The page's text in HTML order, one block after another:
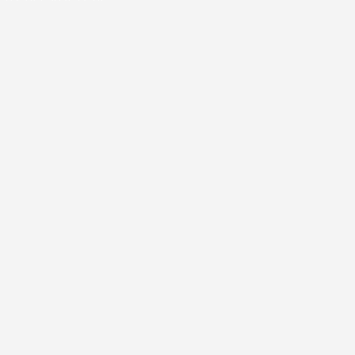
2021-12-01
| 2019-06-01 / 2021-12-01
| 2019-08-01 / 2021-12-01
01 / 2021-12-01
01
12-01 / 2021-12-01